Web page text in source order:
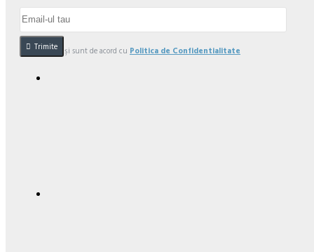
Trimite
Am citit şi sunt de acord cu Politica de Confidentialitate